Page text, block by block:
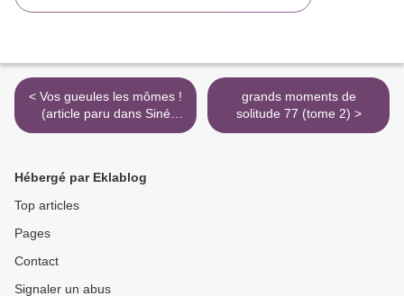
< Vos gueules les mômes !
(article paru dans Siné
Hebdo n°0)
grands moments de
solitude 77 (tome 2) >
Hébergé par Eklablog
Top articles
Pages
Contact
Signaler un abus